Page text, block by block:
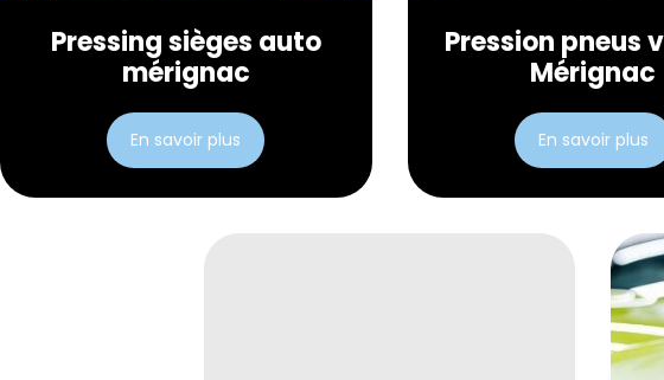
Pressing sièges auto
mérignac
En savoir plus
Pression pneus
Mérignac
En savoir plus